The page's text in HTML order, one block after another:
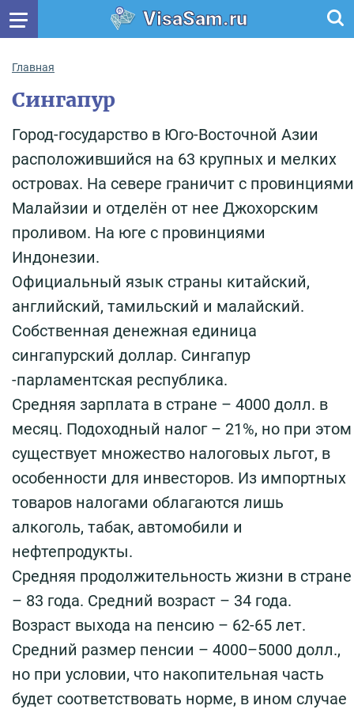
VisaSam.ru
Главная
Сингапур
Город-государство в Юго-Восточной Азии
расположившийся на 63 крупных и мелких
островах. На севере граничит с провинциями
Малайзии и отделён от нее Джохорским
проливом. На юге с провинциями
Индонезии.
Официальный язык страны китайский,
английский, тамильский и малайский.
Собственная денежная единица
сингапурский доллар. Сингапур
-парламентская республика.
Средняя зарплата в стране – 4000 долл. в
месяц. Подоходный налог – 21%, но при этом
существует множество налоговых льгот, в
особенности для инвесторов. Из импортных
товаров налогами облагаются лишь
алкоголь, табак, автомобили и
нефтепродукты.
Средняя продолжительность жизни в стране
– 83 года. Средний возраст – 34 года.
Возраст выхода на пенсию – 62-65 лет.
Средний размер пенсии – 4000–5000 долл.,
но при условии, что накопительная часть
будет соответствовать норме, в ином случае